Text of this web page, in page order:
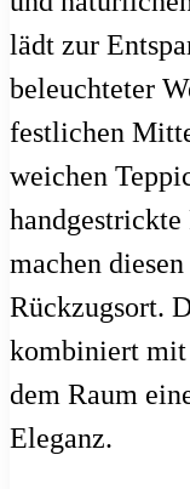
lädt zur
beleuchteter
festlichen
weichen
machen
Rückzugsort.
kombiniert
dem Raum
Eleganz.